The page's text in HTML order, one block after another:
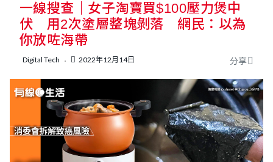
按輸入鍵開始搜尋
一線搜查｜女子淘寶買$100壓力煲中
伏 用2次塗層整塊剝落 網民：以為
你放咗海帶
Digital Tech 2022年12月14日 分享